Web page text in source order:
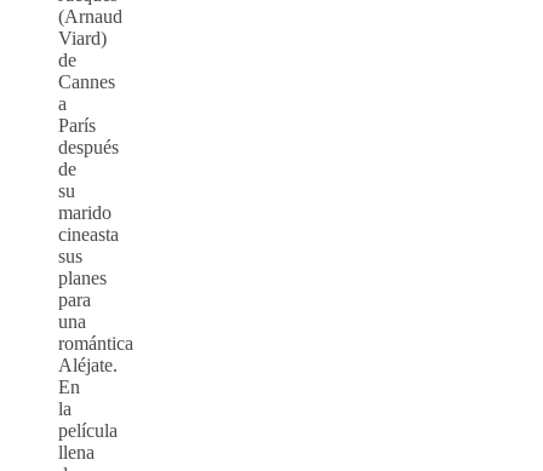
(Arnaud
Viard)
de
Cannes
a
París
después
de
su
marido
cineasta
sus
planes
para
una
romántica
Aléjate.
En
la
película
llena